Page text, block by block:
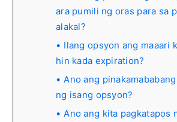
ara pumili ng oras para sa
alakal?
Ilang opsyon ang maaari
hin kada expiration?
Ano ang
ng isang opsyon?
Ano ang kita pagkatapos